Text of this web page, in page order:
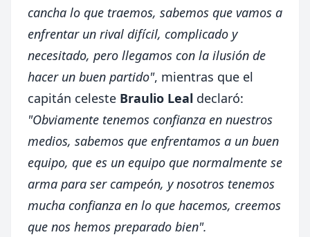
cancha lo que traemos, sabemos que vamos a
enfrentar un rival difícil, complicado y
necesitado, pero llegamos con la ilusión de
hacer un buen partido", mientras que el
capitán celeste Braulio Leal declaró:
"Obviamente tenemos confianza en nuestros
medios, sabemos que enfrentamos a un buen
equipo, que es un equipo que normalmente se
arma para ser campeón, y nosotros tenemos
mucha confianza en lo que hacemos, creemos
que nos hemos preparado bien".